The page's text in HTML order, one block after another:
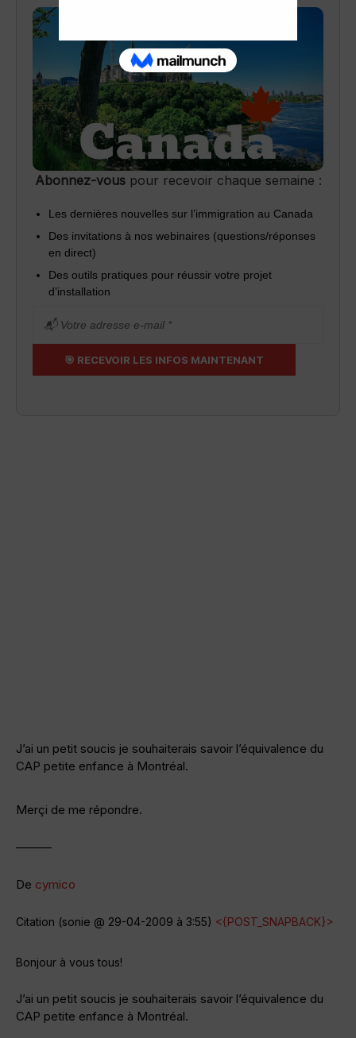
Abonnez-vouspour recevoir chaque semaine :
Les dernières nouvelles sur l’immigration au Canada
Des invitations à nos webinaires (questions/réponses
en direct)
Des outils pratiques pour réussir votre projet
d’installation
J’ai un petit soucis je souhaiterais savoir l’équivalence du
CAP petite enfance à Montréal.
Merçi de me répondre.
———
De cymico
Citation (sonie @ 29-04-2009 à 3:55) <{POST_SNAPBACK}>
Bonjour à vous tous!
J’ai un petit soucis je souhaiterais savoir l’équivalence du
CAP petite enfance à Montréal.